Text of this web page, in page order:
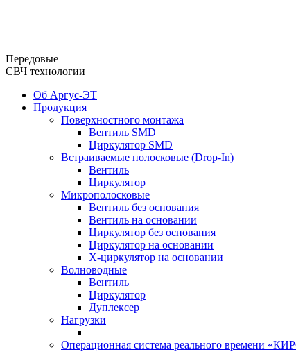
Передовые
СВЧ технологии
Об Аргус-ЭТ
Продукция
Поверхностного монтажа
Вентиль SMD
Циркулятор SMD
Встраиваемые полосковые (Drop-In)
Вентиль
Циркулятор
Микрополосковые
Вентиль без основания
Вентиль на основании
Циркулятор без основания
Циркулятор на основании
Х-циркулятор на основании
Волноводные
Вентиль
Циркулятор
Дуплексер
Нагрузки
Операционная система реального времени